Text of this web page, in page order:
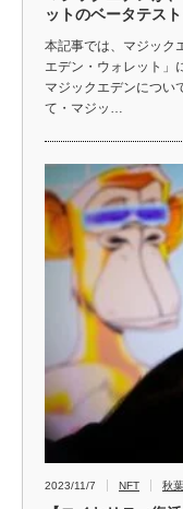
ットのベータテスト
本記事では、マジック
エデン・ウォレット」
マジックエデンについ
て・マジッ…
2023/11/7 NFT 秋